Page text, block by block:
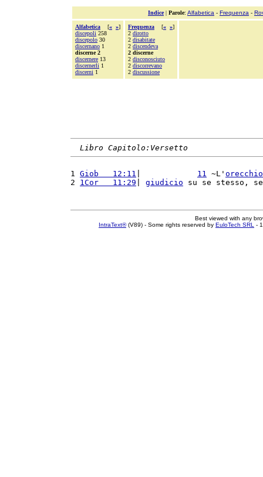
Indice| Parole: Alfabetica - Frequenza -
Alfabetica [« »]
discepoli 258
discepolo 30
discernano 1
discerne 2
discernere 13
discernerli 1
discerni 1
Frequenza [« »]
2 dirotto
2 disabitate
2 discendeva
2 discerne
2 disconosciuto
2 discorrevano
2 discussione
Libro Capitolo:Versetto
1 Giob   12:11 11 ~L' orecchio
2 1Cor   11:29 giudicio su se stesso,
Best viewed with any
IntraText®(V89) - Some rights reserved by EuloTech SRL -